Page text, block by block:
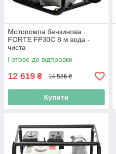
Мотопомпа бензинова
FORTE FP30C 8 м вода -
чиста
Готово до відправки
12 619 ₴ 14 536 ₴
Купити